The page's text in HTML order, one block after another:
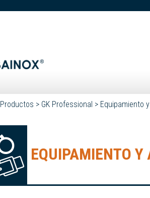
Productos > GK Professional > Equipamiento
EQUIPAMIENTO Y